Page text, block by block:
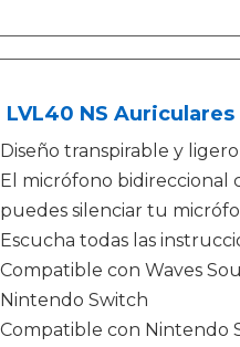
LVL40 NS
Diseño transpirable y
El micrófono bidireccional
puedes silenciar tu
Escucha todas las
Compatible con Waves
Nintendo Switch
Compatible con Nintendo